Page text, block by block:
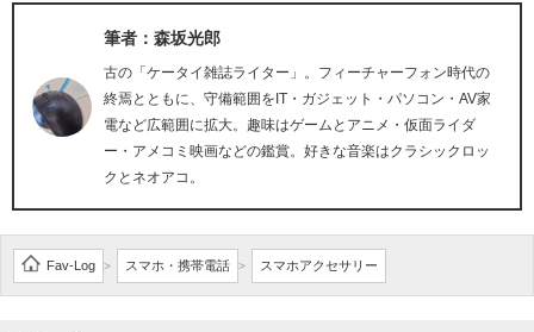
筆者：森坂光郎
古の「ケータイ雑誌ライター」。フィーチャーフォン時代の
終焉とともに、守備範囲をIT・ガジェット・パソコン・AV家
電など広範囲に拡大。趣味はゲームとアニメ・仮面ライダ
ー・アメコミ映画などの鑑賞。好きな音楽はクラシックロッ
クとネオアコ。
Fav-Log > スマホ・携帯電話 > スマホアクセサリー